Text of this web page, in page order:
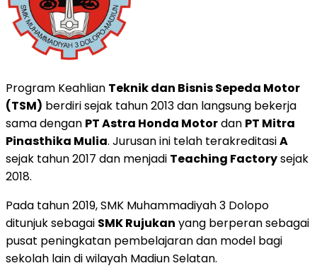
Program Keahlian Teknik dan Bisnis Sepeda Motor
(TSM) berdiri sejak tahun 2013 dan langsung bekerja
sama dengan PT Astra Honda Motordan PT Mitra
Pinasthika Mulia. Jurusan ini telah terakreditasiA
sejak tahun 2017 dan menjadi Teaching Factorysejak
2018.
Pada tahun 2019, SMK Muhammadiyah 3 Dolopo
ditunjuk sebagai SMK Rujukan yang berperan sebagai
pusat peningkatan pembelajaran dan model bagi
sekolah lain di wilayah Madiun Selatan.